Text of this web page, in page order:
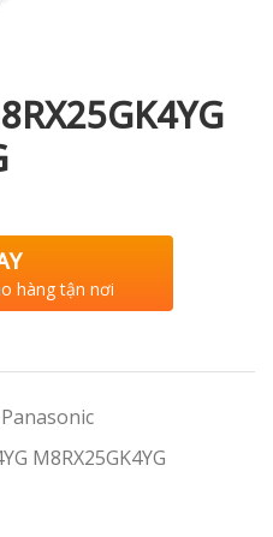
hàng tận nơi
M8RX25GK4YG